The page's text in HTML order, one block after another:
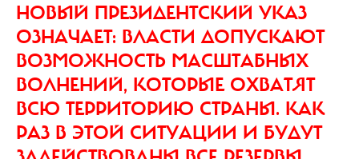
НОВЫЙ ПРЕЗИДЕНТСКИЙ УКАЗ
ОЗНАЧАЕТ: ВЛАСТИ ДОПУСКАЮТ
ВОЗМОЖНОСТЬ МАСШТАБНЫХ
ВОЛНЕНИЙ, КОТОРЫЕ ОХВАТЯТ
ВСЮ ТЕРРИТОРИЮ СТРАНЫ. КАК
РАЗ В ЭТОЙ СИТУАЦИИ И БУДУТ